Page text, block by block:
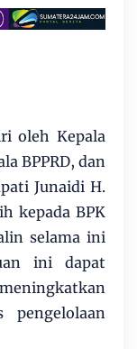
oleh Kepala
BPPRD, dan
Junaidi H.
kepada BPK
selama ini
ini dapat
pengelolaan